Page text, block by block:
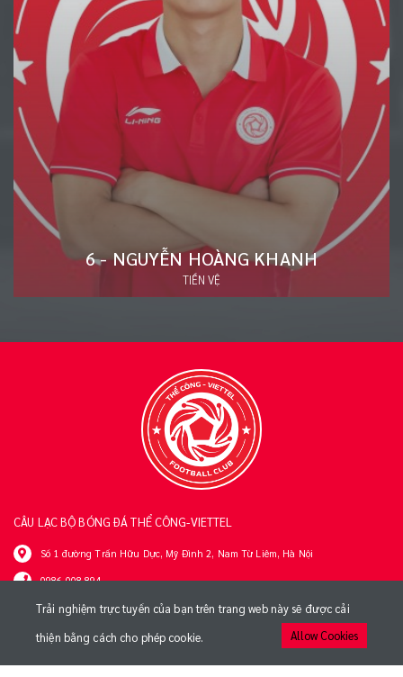
20 - ĐÀO VĂN NAM
HẬU VỆ
CÂU LẠC BỘ BÓNG ĐÁ THỂ CÔNG-VIETTEL
Số 1 đường Trần Hữu Dực, Mỹ Đình 2, Nam Từ Liêm, Hà Nội
0986 008 894
tttt@viettel.com.vn
QUICK LINKS
Trải nghiệm trực tuyến của bạn trên trang web này sẽ được cải
thiện bằng cách cho phép cookie.
Allow Cookies